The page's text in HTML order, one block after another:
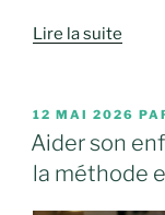
Lire la suite
PUBLIÉ
LE
12 MAI 2026
Aider son
la méthode